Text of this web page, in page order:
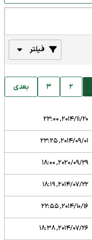
فیلتر
2
3 بعدی
2014/11/20, 23:00
2014/09/01, 23:25
2020/09/29, 18:00
2014/07/22, 18:19
2014/10/16, 22:55
2014/07/26, 18:38